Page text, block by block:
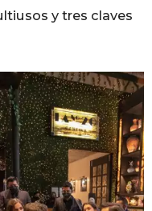
y tres claves